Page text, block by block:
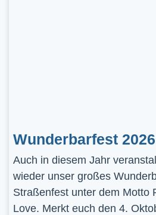
Wunderbarfest 2026
Auch in diesem Jahr
wieder unser großes
Straßenfest unter dem Motto
Love. Merkt euch den 4.